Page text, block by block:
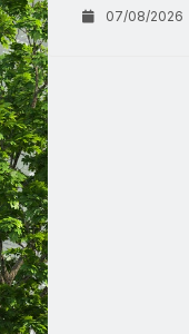
07/08/2026